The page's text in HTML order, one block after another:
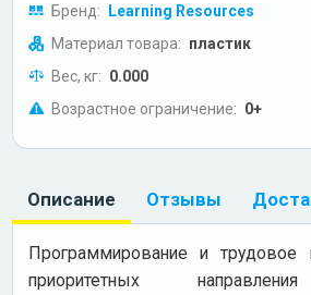
Бренд: Learning Resources
Материал товара: пластик
Вес, кг: 0.000
Возрастное ограничение: 0+
Описание Отзывы
Программирование и трудовое
приоритетных